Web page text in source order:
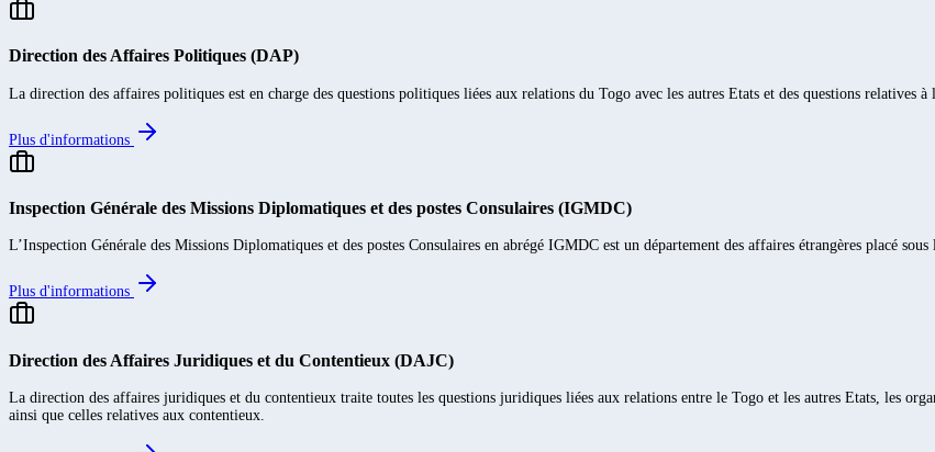
Direction des Affaires Politiques (DAP)
La direction des affaires politiques est en charge des questions politiques liées aux relations du Togo avec les autres Etats et des questions relatives
Plus d'informations
Inspection Générale des Missions Diplomatiques et des postes Consulaires (IGMDC)
L’Inspection Générale des Missions Diplomatiques et des postes Consulaires en abrégé IGMDC est un département des affaires étrangères placé
Plus d'informations
Direction des Affaires Juridiques et du Contentieux (DAJC)
La direction des affaires juridiques et du contentieux traite toutes les questions juridiques liées aux relations entre le Togo et les autres Etats, les
ainsi que celles relatives aux contentieux.